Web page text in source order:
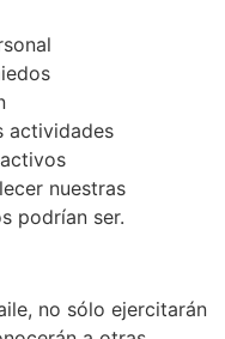
actividades
nuestras
podrían ser.
no sólo ejercitarán